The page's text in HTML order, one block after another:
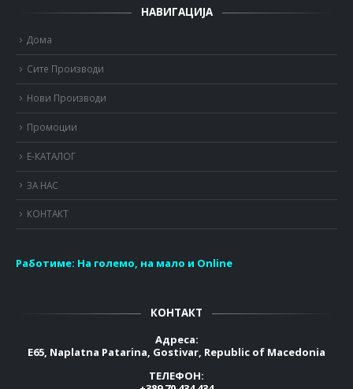
НАВИГАЦИЈА
Дома
Сите Производи
Нови Производи
Промоции
Е-КАТАЛОГ
ЗА НАС
КОНТАКТ
Работиме: На големо, на мало и Online
КОНТАКТ
Адреса:
E65, Naplatna Patarina, Gostivar, Republic of Macedonia
ТЕЛЕФОН: